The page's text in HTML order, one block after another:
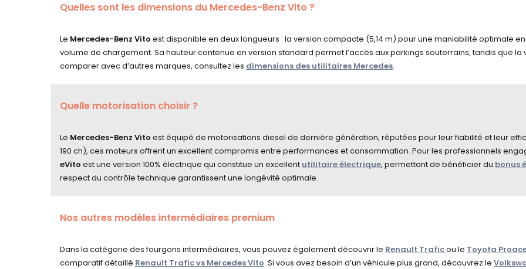
Quelles sont les dimensions du Mercedes-Benz Vito ?
Le Mercedes-Benz Vito est disponible en deux longueurs : la version compacte (5,14 m) pour une maniabilité optimale
volume de chargement. Sa hauteur contenue en version standard permet l’accès aux parkings souterrains, tandis que
comparer avec d’autres marques, consultez les dimensions des utilitaires Mercedes.
Quelle motorisation choisir ?
Le Mercedes-Benz Vito est équipé de motorisations diesel de dernière génération, réputées pour leur fiabilité et leur
190 ch), ces moteurs offrent un excellent compromis entre performances et consommation. Pour les professionnels
eVito est une version 100% électrique qui constitue un excellent utilitaire électrique, permettant de bénéficier du bonus
respect du contrôle technique garantissent une longévité optimale.
Nos autres modèles intermédiaires premium
Dans la catégorie des fourgons intermédiaires, vous pouvez également découvrir le Renault Traficou le Toyota
comparatif détaillé Renault Trafic vs Mercedes Vito. Si vous avez besoin d’un véhicule plus grand, découvrez le